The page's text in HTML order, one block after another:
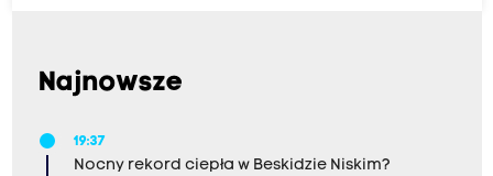
Najnowsze
19:37
Nocny rekord ciepła w Beskidzie Niskim?